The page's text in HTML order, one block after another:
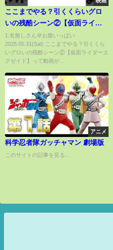
ここまでやる？引くくらいグロ
いの残酷シーン②【仮面ライダ
ーエグゼイド】
1:名無しさん＠お腹いっぱい
2025.05.31(Sat) ここまでやる？引くくら
いグロいの残酷シーン②【仮面ライダーエ
グゼイド】って動画が...
アニメ
科学忍者隊ガッチャマン 劇場版
このサイトの記事を見る...